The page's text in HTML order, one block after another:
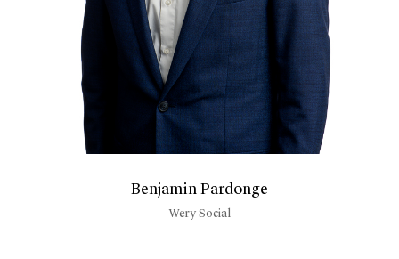
Benjamin Pardonge
Wery Social